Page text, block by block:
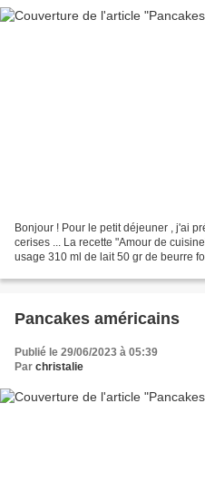
Bonjour ! Pour le petit déjeuner , j'ai
cerises ... La recette "Amour de
usage 310 ml de lait 50 gr de beurre
Pancakes américains
Publié le 29/06/2023 à 05:39
Par christalie